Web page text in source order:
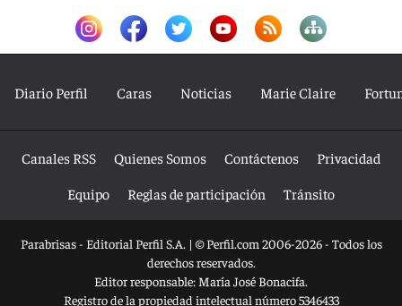
Diario Perfil Caras Noticias Marie Claire
Canales RSS Quienes Somos Contáctenos
Privacidad
Equipo
Reglas de participación Tránsito
Parabrisas - Editorial Perfil S.A. | © Perfil.com 2006-2026 - Todos los
derechos reservados.
Editor responsable: María José Bonacifa.
Registro de la propiedad intelectual número 5346433